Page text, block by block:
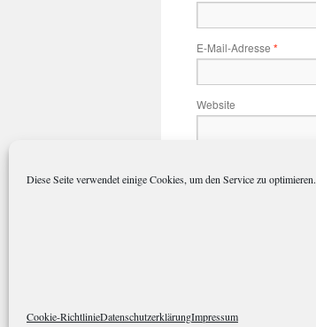
Diese Seite verwendet einige Cookies, um den Service zu optimieren.
Cookie-RichtlinieDatenschutzerklärungImpressum
E-Mail-Adresse *
Website